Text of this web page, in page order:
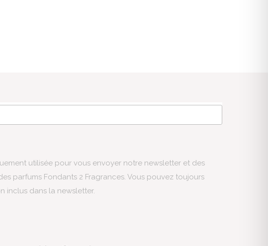
utilisée pour vous envoyer notre newsletter et des
parfums Fondants 2 Fragrances. Vous pouvez toujours
inclus dans la newsletter.